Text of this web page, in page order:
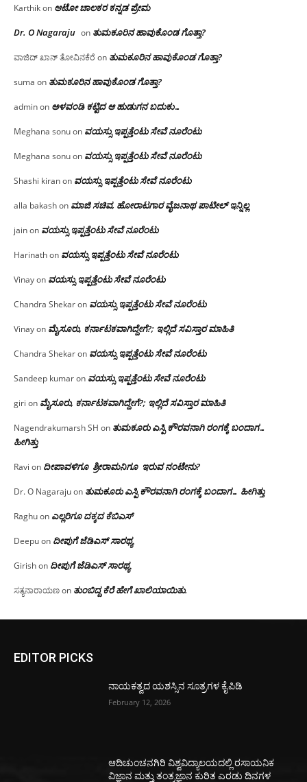
Karthikon ಆಟೋ ಚಾಲಕರ ಕನ್ನಡ ಪ್ರೇಮ
Dr. O Nagaraju on ತುಮಕೂರಿನ ಹಾವುಕೊಂಡ ಗೊತ್ತಾ?
ವಾಜಿದ್ ಖಾನ್ ತೋವಿನಕೆರೆ on ತುಮಕೂರಿನ ಹಾವುಕೊಂಡ ಗೊತ್ತಾ?
suma on ತುಮಕೂರಿನ ಹಾವುಕೊಂಡ ಗೊತ್ತಾ?
adminon ಅಳವಂಡಿ ಕಟ್ಟಿದ ಆ ಹುಡುಗನ ಬದುಕು…
Meghana sonuon ವಯಸ್ಸು ಇಪ್ಪತ್ತೆಂಟು ಸೇವೆ ನೂರೆಂಟು
Meghana sonuon ವಯಸ್ಸು ಇಪ್ಪತ್ತೆಂಟು ಸೇವೆ ನೂರೆಂಟು
Shashi kiranon ವಯಸ್ಸು ಇಪ್ಪತ್ತೆಂಟು ಸೇವೆ ನೂರೆಂಟು
alla bakashon ಮಾಜಿ ಸಚಿವ, ಹೋರಾಟಗಾರ ವೈಜನಾಥ ಪಾಟೀಲ್ ಇನ್ನಿಲ್ಲ
jainon ವಯಸ್ಸು ಇಪ್ಪತ್ತೆಂಟು ಸೇವೆ ನೂರೆಂಟು
Harinathon ವಯಸ್ಸು ಇಪ್ಪತ್ತೆಂಟು ಸೇವೆ ನೂರೆಂಟು
Vinayon ವಯಸ್ಸು ಇಪ್ಪತ್ತೆಂಟು ಸೇವೆ ನೂರೆಂಟು
Chandra Shekaron ವಯಸ್ಸು ಇಪ್ಪತ್ತೆಂಟು ಸೇವೆ ನೂರೆಂಟು
Vinayon ಮೈಸೂರು, ಕರ್ನಾಟಕವಾಗಿದ್ದೇಗೆ?; ಇಲ್ಲಿದೆ ಸವಿಸ್ತಾರ ಮಾಹಿತಿ
Chandra Shekaron ವಯಸ್ಸು ಇಪ್ಪತ್ತೆಂಟು ಸೇವೆ ನೂರೆಂಟು
Sandeep kumaron ವಯಸ್ಸು ಇಪ್ಪತ್ತೆಂಟು ಸೇವೆ ನೂರೆಂಟು
giri on ಮೈಸೂರು, ಕರ್ನಾಟಕವಾಗಿದ್ದೇಗೆ?; ಇಲ್ಲಿದೆ ಸವಿಸ್ತಾರ ಮಾಹಿತಿ
Nagendrakumarsh SH on ತುಮಕೂರು ಎಸ್ಪಿ ಕೌರವನಾಗಿ ರಂಗಕ್ಕೆ ಬಂದಾಗ…
ಹೀಗಿತ್ತು
Ravi on ದೀಪಾವಳಿಗೂ ಶ್ರೀರಾಮನಿಗೂ ಇರುವ ನಂಟೇನು?
Dr. O Nagarajuon ತುಮಕೂರು ಎಸ್ಪಿ ಕೌರವನಾಗಿ ರಂಗಕ್ಕೆ ಬಂದಾಗ… ಹೀಗಿತ್ತು
Raghuon ಎಲ್ಲರಿಗೂ ದಕ್ಕದ ಕೆಬಿಎಸ್
Deepuon ದೀಪುಗೆ ಜೆಡಿಎಸ್ ಸಾರಥ್ಯ
Girishon ದೀಪುಗೆ ಜೆಡಿಎಸ್ ಸಾರಥ್ಯ
ಸತ್ಯನಾರಾಯಣon ತುಂಬಿದ್ದ ಕೆರೆ ಹೇಗೆ ಖಾಲಿಯಾಯಿತು.
EDITOR PICKS
ನಾಯಕತ್ವದ ಯಶಸ್ಸಿನ ಸೂತ್ರಗಳ ಕೈಪಿಡಿ
February 12, 2026
ಆದಿಚುಂಚನಗಿರಿ ವಿಶ್ವವಿದ್ಯಾಲಯದಲ್ಲಿ ರಸಾಯನಿಕ
ವಿಜ್ಞಾನ ಮತ್ತು ತಂತ್ರಜ್ಞಾನ ಕುರಿತ ಎರಡು ದಿನಗಳ